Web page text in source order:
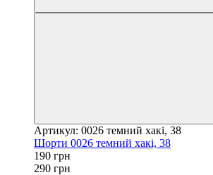
Артикул: 0026 темний хакі, 38
Шорти 0026 темний хакі, 38
190 грн
290 грн